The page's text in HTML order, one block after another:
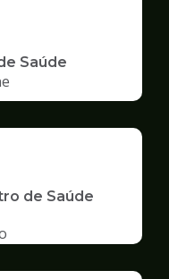
Saúde
de Saúde